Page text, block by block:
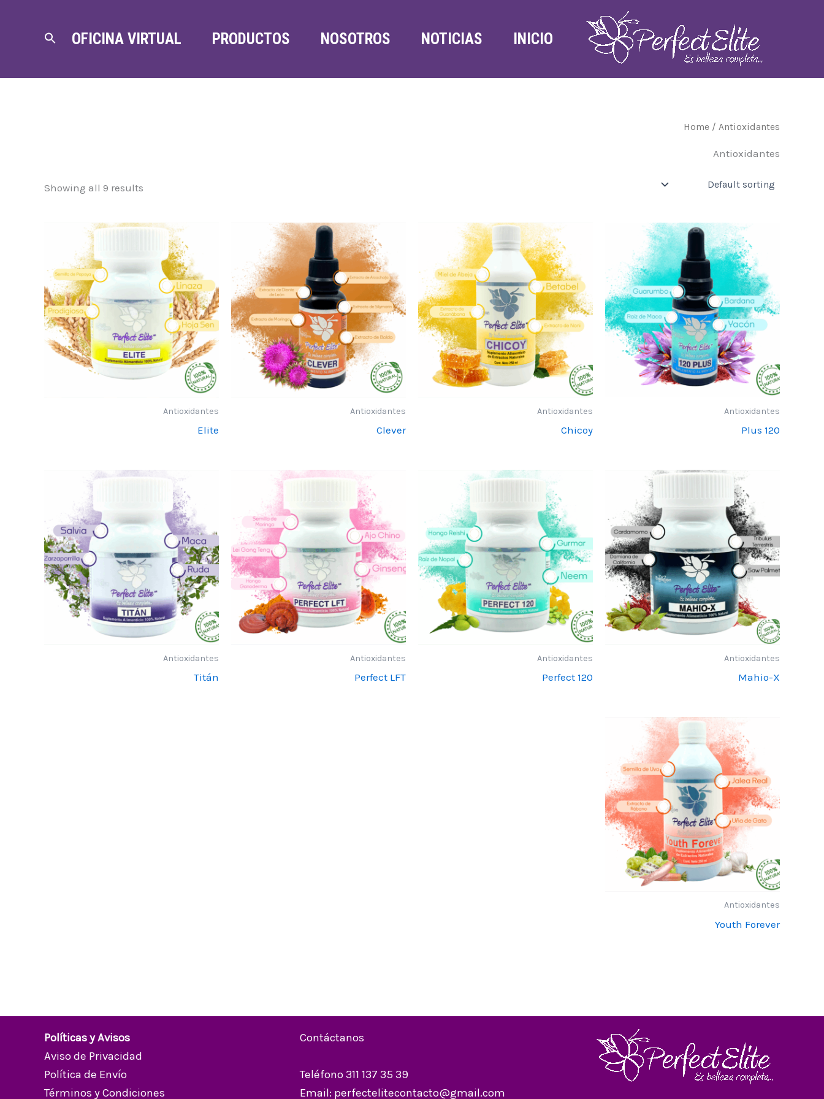
INICIO
NOTICIAS
NOSOTROS
PRODUCTOS
OFICINA VIRTUAL
Home / Antioxidantes
Antioxidantes
Showing all 9 results
Antioxidantes
120 Plus
Antioxidantes
Chicoy
Antioxidantes
Clever
Antioxidantes
Elite
Antioxidantes
Mahio-X
Antioxidantes
Perfect 120
Antioxidantes
Perfect LFT
Antioxidantes
Titán
Antioxidantes
Youth Forever
Contáctanos
Teléfono 311 137 35 39
Email: perfectelitecontacto@gmail.com
Políticas y Avisos
Aviso de Privacidad
Política de Envío
Términos y Condiciones